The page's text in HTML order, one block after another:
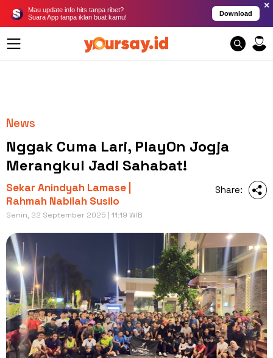
Mau update info hits tanpa ribet?
Suara App tanpa iklan buat kamu!
Download
×
News
Nggak Cuma Lari, PlayOn Jogja
Merangkul Jadi Sahabat!
Sekar Anindyah Lamase |
Rahmah Nabilah Susilo
Senin, 22 September 2025 | 11:19 WIB
Share: